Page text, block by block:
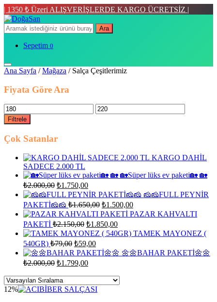
| 1350 ₺ Üzeri ALIŞVERİŞLERDE KARGO ÜCRETSİZ |
Ara
Sepetim 0
Ana Sayfa /Mağaza / Salça Çeşitlerimiz
Fiyata Göre Ara
En
düşük
fiyat
En
yüksek
Filtrele
Çok Satanlar
KARGO DAHİL
SADECE 2.000 TL
🏡Süper lüks ev paketi🏡 🏡
₺2.000,00 Orijinal
fiyat:
₺2.000,00.
₺1.750,00Şu
andaki
fiyat:
₺1.750,00.
🧀🧀FULL PEYNİR
PAKETİ🧀🧀 ₺1.650,00 Orijinal
fiyat:
₺1.650,00.
₺1.500,00Şu
andaki
fiyat:
₺1.500,00.
PAZAR KAHVALTI
PAKETİ ₺2.150,00 Orijinal
fiyat:
₺2.150,00.
₺1.850,00Şu
andaki
fiyat:
₺1.850,00.
TAMEK MAYONEZ (
540GR) ₺79,00 Orijinal
fiyat:
₺79,00.
₺59,00Şu
andaki
fiyat:
🌼🌼BAHAR PAKETİ🌼🌼
₺2.000,00 Orijinal
₺2.000,00.
₺1.799,00Şu
fiyat:
₺1.799,00.
12%